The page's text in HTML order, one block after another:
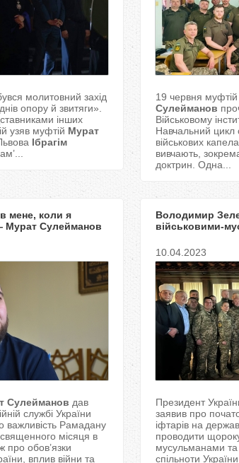
молитовний захід
опору й звитяги».
інших
узяв муфтій Мурат
Ібрагім
19 червня
Сулейманов
Військовому
Навчальний цикл
військових
вивчають,
доктрин. Одна...
мене, коли я
Мурат Сулейманов
Сулейманов дав
службі України
важливість Рамадану
місяця в
про обов’язки
вплив війни та
Володимир
військовими-
10.04.2023
Президент
заявив про
іфтарів на
проводити
мусульманами та
спільноти